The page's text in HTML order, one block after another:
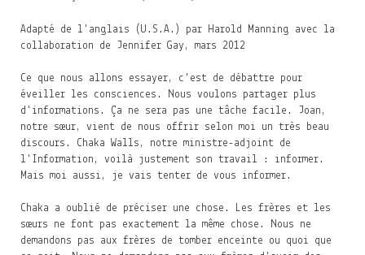
Adapté de l'anglais (U.S.A.) par Harold Manning avec la
collaboration de Jennifer Gay, mars 2012
Ce que nous allons essayer, c'est de débattre pour
éveiller les consciences. Nous voulons partager plus
d'informations. Ça ne sera pas une tâche facile. Joan,
notre sœur, vient de nous offrir selon moi un très beau
discours. Chaka Walls, notre ministre-adjoint de
l'Information, voilà justement son travail : informer.
Mais moi aussi, je vais tenter de vous informer.
Chaka a oublié de préciser une chose. Les frères et les
sœurs ne font pas exactement la même chose. Nous ne
demandons pas aux frères de tomber enceinte ou quoi que